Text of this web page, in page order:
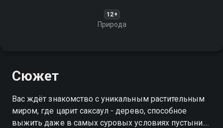
12+
Природа
Сюжет
Вас ждёт знакомство с уникальным растительным
миром, где царит саксаул - дерево, способное
выжить даже в самых суровых условиях пустыни.